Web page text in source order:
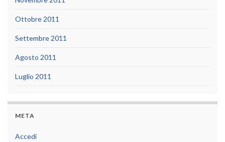
Ottobre 2011
Settembre 2011
Agosto 2011
Luglio 2011
META
Accedi